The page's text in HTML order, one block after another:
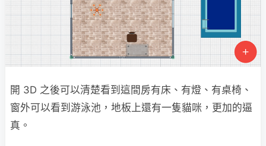
開 3D 之後可以清楚看到這間房有床、有燈、有桌椅、
窗外可以看到游泳池，地板上還有一隻貓咪 ，更加的逼
真。